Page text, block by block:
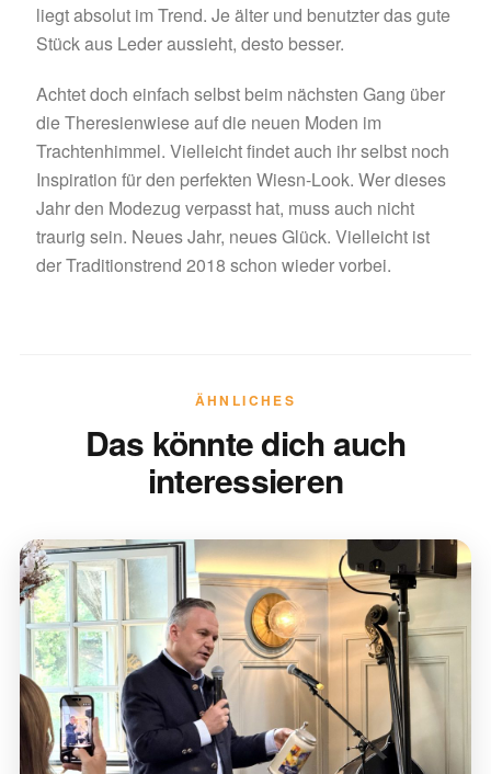
liegt absolut im Trend. Je älter und benutzter das gute
Stück aus Leder aussieht, desto besser.
Achtet doch einfach selbst beim nächsten Gang über
die Theresienwiese auf die neuen Moden im
Trachtenhimmel. Vielleicht findet auch ihr selbst noch
Inspiration für den perfekten Wiesn-Look. Wer dieses
Jahr den Modezug verpasst hat, muss auch nicht
traurig sein. Neues Jahr, neues Glück. Vielleicht ist
der Traditionstrend 2018 schon wieder vorbei.
ÄHNLICHES
Das könnte dich auch
interessieren